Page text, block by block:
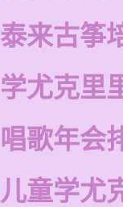
泰来古筝
学尤克里
唱歌年会
儿童学尤